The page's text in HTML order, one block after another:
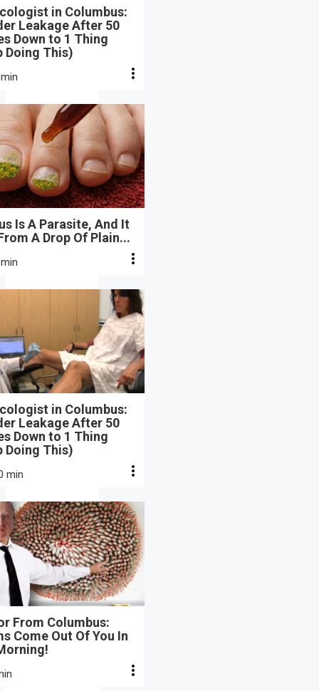
in Columbus:
Leakage After 50
Down to 1 Thing
Doing This)
Is A Parasite, And It
A Drop Of Plain...
in Columbus:
Leakage After 50
Down to 1 Thing
Doing This)
min
From Columbus:
Come Out Of You In